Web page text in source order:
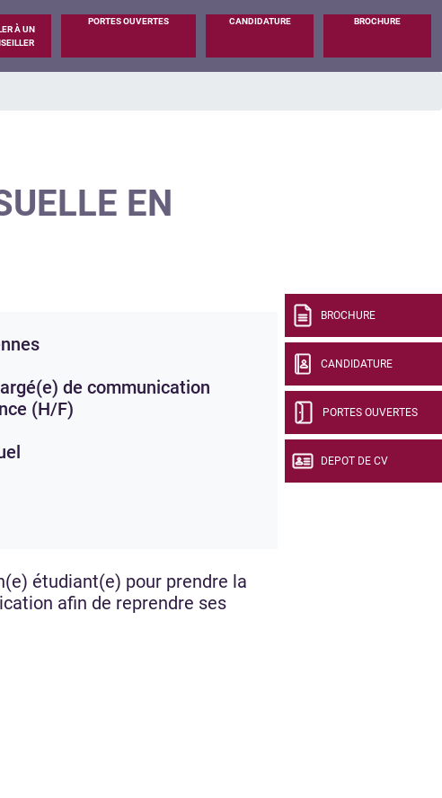
À UN
PORTES OUVERTES CANDIDATURE BROCHURE
BROCHURE
CANDIDATURE
PORTES OUVERTES
DEPOT DE CV
EN
de communication
(H/F)
étudiant(e) pour prendre la
afin de reprendre ses